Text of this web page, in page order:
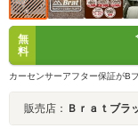
無
料
カーセンサーアフター保証がB
販売店： Ｂｒａｔブ